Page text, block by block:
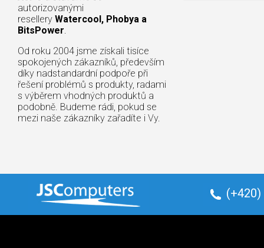
autorizovanými
resellery Watercool, Phobya a
BitsPower.
Od roku 2004 jsme získali tisíce
spokojených zákazníků, především
díky nadstandardní podpoře při
řešení problémů s produkty, radami
s výběrem vhodných produktů a
podobně. Budeme rádi, pokud se
mezi naše zákazníky zařadíte i Vy.
(+420)